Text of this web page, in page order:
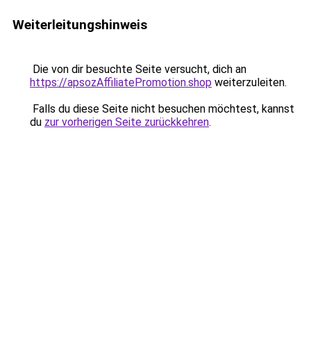
Weiterleitungshinweis
Die von dir besuchte Seite versucht, dich an
https://apsozAffiliatePromotion.shop weiterzuleiten.
Falls du diese Seite nicht besuchen möchtest, kannst
du zur vorherigen Seite zurückkehren.